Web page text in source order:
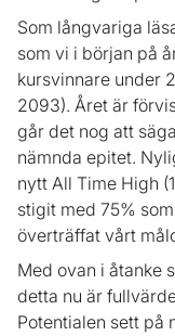
Som långvariga
som vi i början på
kursvinnare under
2093). Året är
går det nog att
nämnda epitet.
nytt All Time High
stigit med 75%
överträffat vårt
Med ovan i åtanke
detta nu är
Potentialen sett på